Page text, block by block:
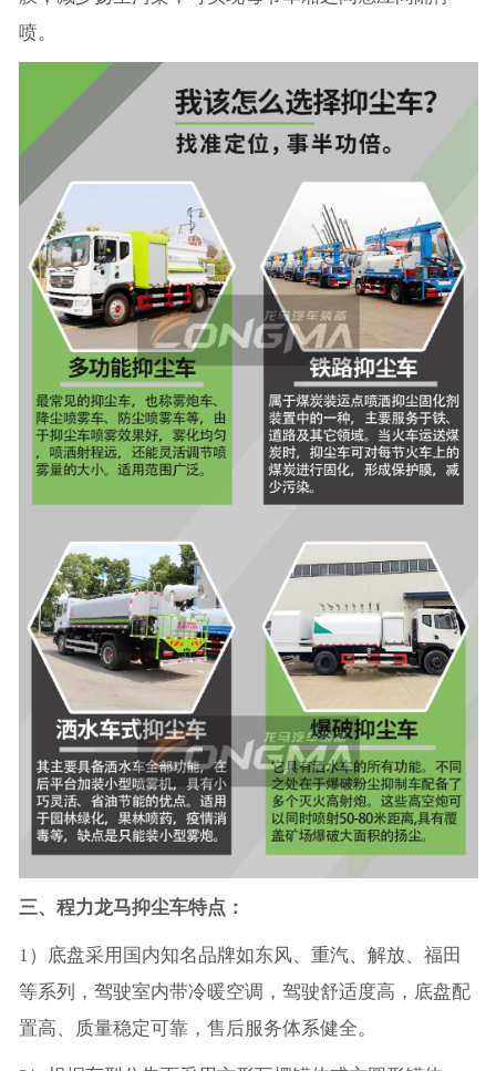
喷。
三、程力龙马抑尘车特点：
1）底盘采用国内知名品牌如东风、重汽、解放、福田
等系列，驾驶室内带冷暖空调，驾驶舒适度高，底盘配
置高、质量稳定可靠，售后服务体系健全。